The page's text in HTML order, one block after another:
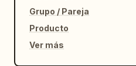
Grupo / Pareja
Producto
Ver más